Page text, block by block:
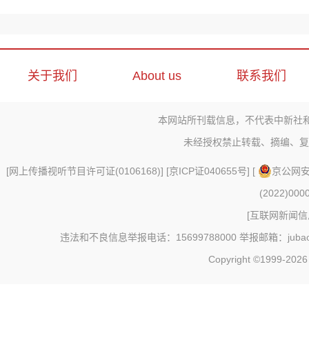
关于我们 About us 联系我们
本网站所刊载信息，不代表中新社
未经授权禁止转载、摘编、
[网上传播视听节目许可证(0106168)] [京ICP证040655号] [
京公网
[互联网新闻
违法和不良信息举报电话：15699788000 举报邮箱：
Copyright ©1999-